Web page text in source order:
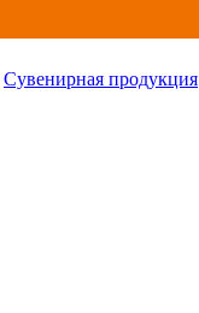
Сувенирная продукция